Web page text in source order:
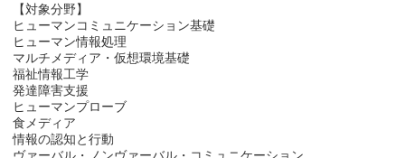
【対象分野】
ヒューマンコミュニケーション基礎
ヒューマン情報処理
マルチメディア・仮想環境基礎
福祉情報工学
発達障害支援
ヒューマンプローブ
食メディア
情報の認知と行動
ヴァーバル・ノンヴァーバル・コミュニケーション